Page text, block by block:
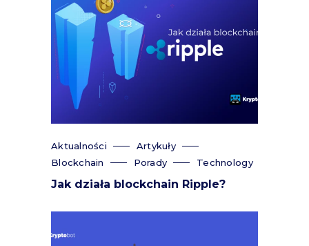
Aktualności
Artykuły
Blockchain
Porady Technology
Jak działa blockchain Ripple?